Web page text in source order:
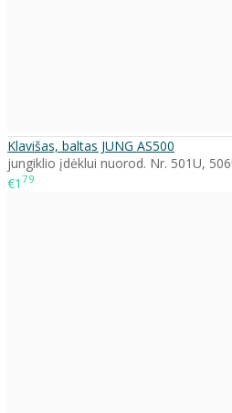
Klavišas, baltas JUNG AS500
jungiklio įdėklui nuorod. Nr. 501U,
€1 79